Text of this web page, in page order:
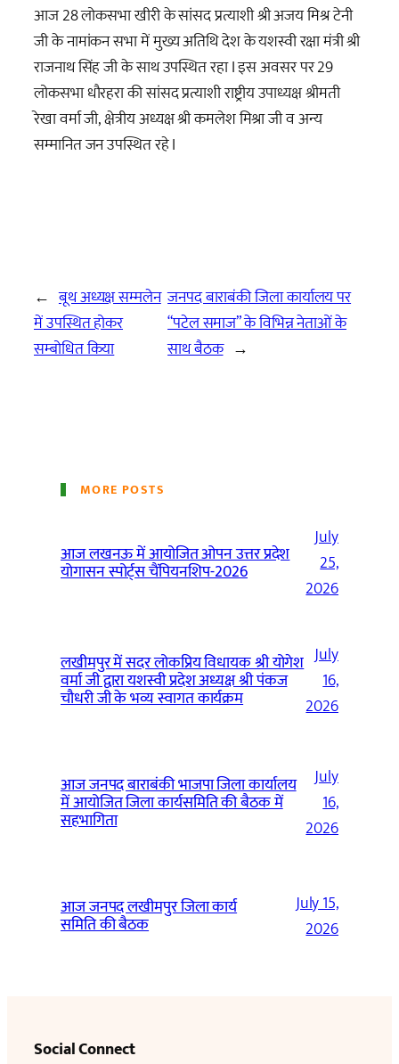
आज 28 लोकसभा खीरी के सांसद प्रत्याशी श्री अजय मिश्र टेनी
जी के नामांकन सभा में मुख्य अतिथि देश के यशस्वी रक्षा मंत्री श्री
राजनाथ सिंह जी के साथ उपस्थित रहा I इस अवसर पर 29
लोकसभा धौरहरा की सांसद प्रत्याशी राष्ट्रीय उपाध्यक्ष श्रीमती
रेखा वर्मा जी, क्षेत्रीय अध्यक्ष श्री कमलेश मिश्रा जी व अन्य
सम्मानित जन उपस्थित रहे I
← बूथ अध्यक्ष सम्मलेन
में उपस्थित होकर
सम्बोधित किया
जनपद बाराबंकी जिला कार्यालय पर
“पटेल समाज” के विभिन्न नेताओं के
साथ बैठक →
MORE POSTS
आज लखनऊ में आयोजित ओपन उत्तर प्रदेश
योगासन स्पोर्ट्स चैंपियनशिप-2026
July
25,
2026
लखीमपुर में सदर लोकप्रिय विधायक श्री योगेश
वर्मा जी द्वारा यशस्वी प्रदेश अध्यक्ष श्री पंकज
चौधरी जी के भव्य स्वागत कार्यक्रम
July
16,
2026
आज जनपद बाराबंकी भाजपा जिला कार्यालय
में आयोजित जिला कार्यसमिति की बैठक में
सहभागिता
July
16,
2026
आज जनपद लखीमपुर जिला कार्य
समिति की बैठक
July 15,
2026
Social Connect